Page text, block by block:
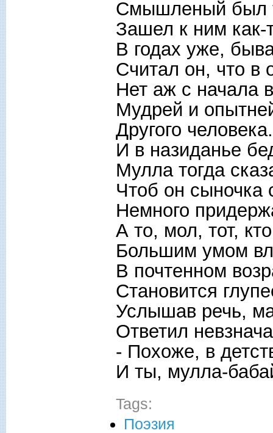
Смышленый был
Зашел к ним как-
В годах уже,
Считал он, что в
Нет аж с начала
Мудрей и
Другого человека.
И в назиданье
Мулла тогда
Чтоб он сыночка
Немного
А то, мол, тот,
Большим умом
В почтенном
Становится
Услышав речь,
Ответил
- Похоже, в
И ты, мулла-
Tags:
Поэзия